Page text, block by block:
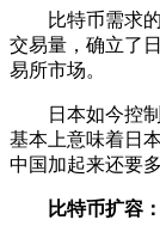
比特币需求的
交易量，确立了
易所市场。
日本如今控制
基本上意味着日
中国加起来还要多
比特币扩容